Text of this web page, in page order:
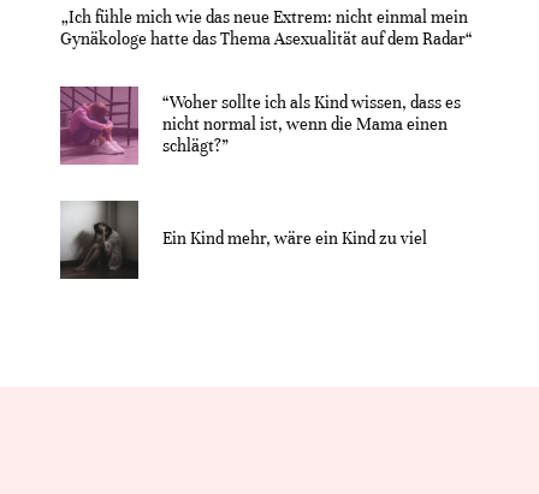
„Ich fühle mich wie das neue Extrem: nicht einmal mein
Gynäkologe hatte das Thema Asexualität auf dem Radar“
“Woher sollte ich als Kind wissen, dass es
nicht normal ist, wenn die Mama einen
schlägt?”
Ein Kind mehr, wäre ein Kind zu viel